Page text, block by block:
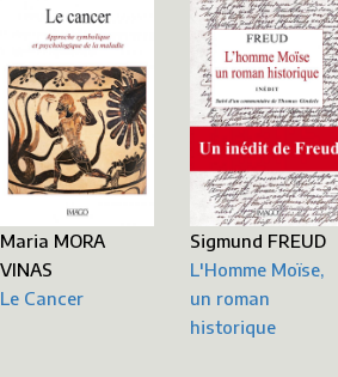
Maria MORA
VINAS
Le Cancer
Sigmund FREUD
L'Homme Moïse,
un roman
historique